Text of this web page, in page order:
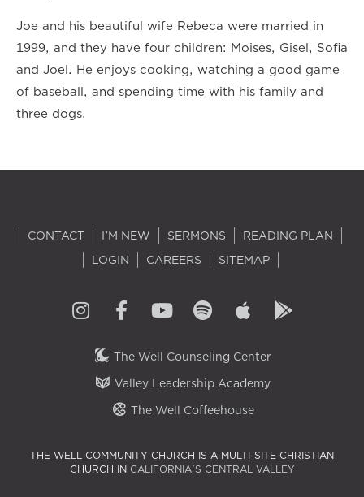
Joe and his beautiful wife Rebeca were married in
1999, and they have four children: Moises, Gisel, Sofia
and Joel. He enjoys cooking, watching a good game
of baseball, and spending time with his family and
three dogs.
CONTACT I'M NEW SERMONS
READING PLAN
LOGIN
CAREERS SITEMAP
The Well Counseling Center
Valley Leadership Academy
The Well Coffeehouse
THE WELL COMMUNITY CHURCH IS A MULTI-SITE CHRISTIAN
CHURCH IN CALIFORNIA'S CENTRAL VALLEY